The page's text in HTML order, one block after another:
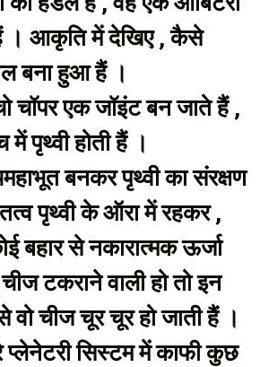
हैं । आकृति में देखिए , कैसे
बना हुआ हैं ।
चॉपर एक जॉइंट बन जाते हैं ,
पृथ्वी होती हैं ।
बनकर पृथ्वी का संरक्षण
पृथ्वी के ऑरा में रहकर ,
बहार से नकारात्मक ऊर्जा
टकराने वाली हो तो इन
वो चीज चूर चूर हो जाती हैं ।
प्लेनेटरी सिस्टम में काफी कुछ